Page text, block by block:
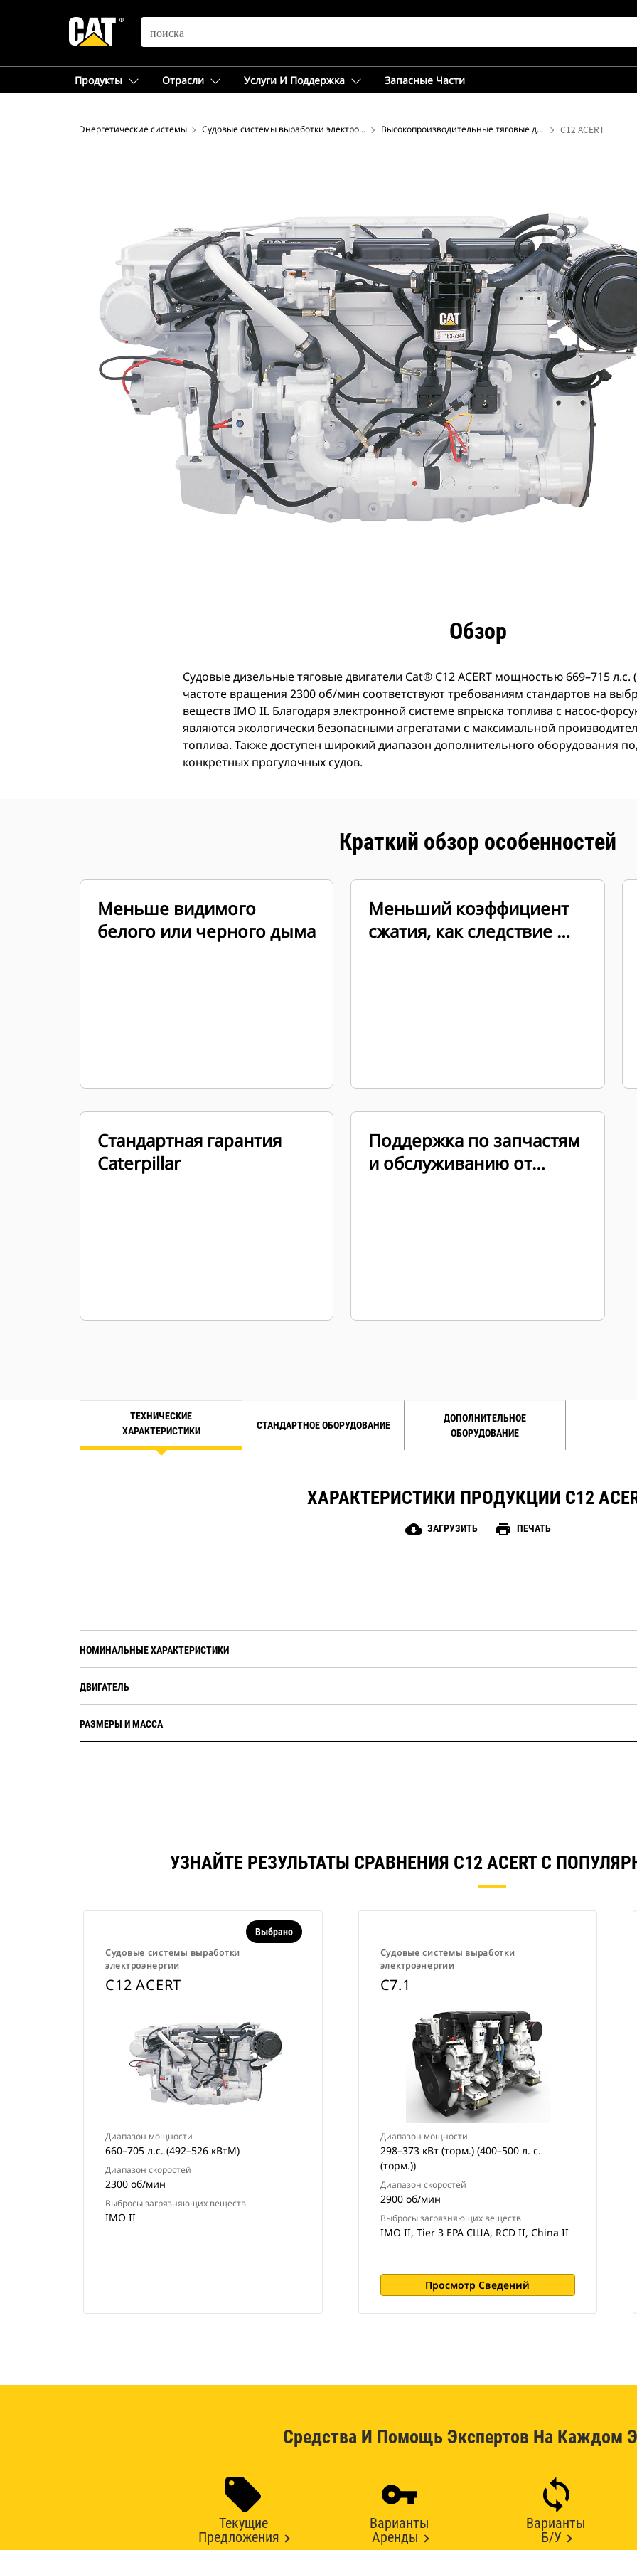
SEARCH
Продукты Отрасли Услуги И Поддержка Запасные Части
Энергетические системы Судовые системы выработки электроэнергии Высокопроизводительные тяговые двигатели и решения для маневрирования C12 ACERT
Обзор
Судовые дизельные тяговые двигатели Cat® C12 ACERT мощностью 669–715 л.с.
частоте вращения 2300 об/мин соответствуют требованиям стандартов на
веществ IMO II. Благодаря электронной системе впрыска топлива с насос-
являются экологически безопасными агрегатами с максимальной
топлива. Также доступен широкий диапазон дополнительного оборудования
конкретных прогулочных судов.
Краткий обзор особенностей
Меньше видимого
белого или черного дыма
Меньший коэффициент
сжатия, как следствие —
Стандартная гарантия
Caterpillar
Поддержка по запчастям
и обслуживанию от
ТЕХНИЧЕСКИЕ
ХАРАКТЕРИСТИКИ
СТАНДАРТНОЕ ОБОРУДОВАНИЕ
ДОПОЛНИТЕЛЬНОЕ
ОБОРУДОВАНИЕ
ХАРАКТЕРИСТИКИ ПРОДУКЦИИ C12
cloud_download ЗАГРУЗИТЬ print ПЕЧАТЬ
НОМИНАЛЬНЫЕ ХАРАКТЕРИСТИКИ
ДВИГАТЕЛЬ
РАЗМЕРЫ И МАССА
УЗНАЙТЕ РЕЗУЛЬТАТЫ СРАВНЕНИЯ C12 ACERT С
Судовые системы выработки
электроэнергии
Выбрано
C12 ACERT
Диапазон мощности
660–705 л.с. (492–526 кВтМ)
Диапазон скоростей
2300 об/мин
Выбросы загрязняющих веществ
IMO II
Судовые системы выработки
электроэнергии
C7.1
Диапазон мощности
298–373 кВт (торм.) (400–500 л. с.
(торм.))
Диапазон скоростей
2900 об/мин
Выбросы загрязняющих веществ
IMO II, Tier 3 EPA США, RCD II, China II
Просмотр Сведений
Средства И Помощь Экспертов На Каждом
Текущие
Предложения
Варианты
Аренды
Варианты
Б/У